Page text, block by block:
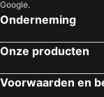
Google.
Onderneming
Onze producten
Voorwaarden en